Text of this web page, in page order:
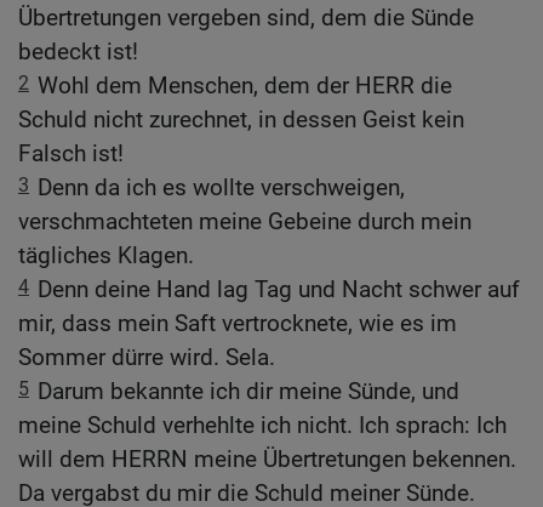
Übertretungen vergeben sind, dem die Sünde
bedeckt ist!
2 Wohl dem Menschen, dem der HERR die
Schuld nicht zurechnet, in dessen Geist kein
Falsch ist!
3 Denn da ich es wollte verschweigen,
verschmachteten meine Gebeine durch mein
tägliches Klagen.
4 Denn deine Hand lag Tag und Nacht schwer auf
mir, dass mein Saft vertrocknete, wie es im
Sommer dürre wird. Sela.
5 Darum bekannte ich dir meine Sünde, und
meine Schuld verhehlte ich nicht. Ich sprach: Ich
will dem HERRN meine Übertretungen bekennen.
Da vergabst du mir die Schuld meiner Sünde.